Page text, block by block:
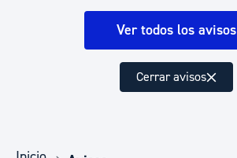
Ver todos los avisos
Cerrar avisos